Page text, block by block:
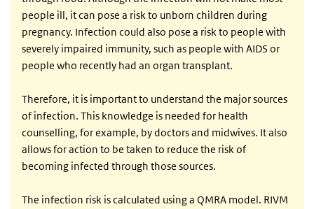
people ill, it can pose a risk to unborn children during
pregnancy. Infection could also pose a risk to people with
severely impaired immunity, such as people with AIDS or
people who recently had an organ transplant.
Therefore, it is important to understand the major sources
of infection. This knowledge is needed for health
counselling, for example, by doctors and midwives. It also
allows for action to be taken to reduce the risk of
becoming infected through those sources.
The infection risk is calculated using a QMRA model. RIVM